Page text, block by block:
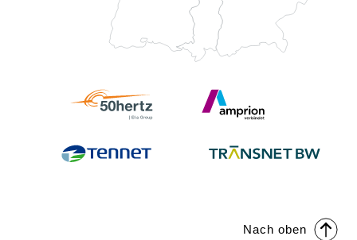
Nach oben